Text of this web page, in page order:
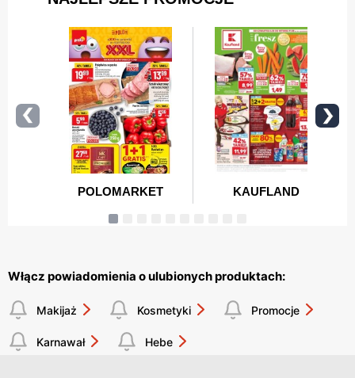
Włącz powiadomienia o ulubionych produktach:
Makijaż Kosmetyki Promocje
Karnawał Hebe